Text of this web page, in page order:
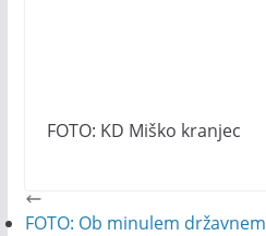
FOTO: KD Miško kranjec
FOTO: Ob minulem